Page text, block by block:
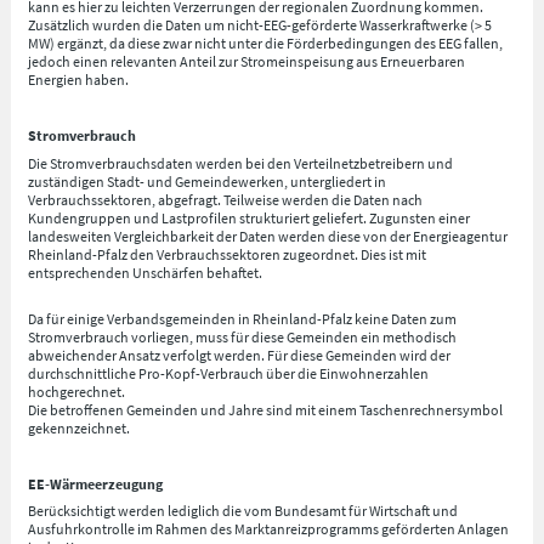
kann es hier zu leichten Verzerrungen der regionalen Zuordnung kommen.
Zusätzlich wurden die Daten um nicht-EEG-geförderte Wasserkraftwerke (> 5
MW) ergänzt, da diese zwar nicht unter die Förderbedingungen des EEG fallen,
jedoch einen relevanten Anteil zur Stromeinspeisung aus Erneuerbaren
Energien haben.
Stromverbrauch
Die Stromverbrauchsdaten werden bei den Verteilnetzbetreibern und
zuständigen Stadt- und Gemeindewerken, untergliedert in
Verbrauchssektoren, abgefragt. Teilweise werden die Daten nach
Kundengruppen und Lastprofilen strukturiert geliefert. Zugunsten einer
landesweiten Vergleichbarkeit der Daten werden diese von der Energieagentur
Rheinland-Pfalz den Verbrauchssektoren zugeordnet. Dies ist mit
entsprechenden Unschärfen behaftet.
Da für einige Verbandsgemeinden in Rheinland-Pfalz keine Daten zum
Stromverbrauch vorliegen, muss für diese Gemeinden ein methodisch
abweichender Ansatz verfolgt werden. Für diese Gemeinden wird der
durchschnittliche Pro-Kopf-Verbrauch über die Einwohnerzahlen
hochgerechnet.
Die betroffenen Gemeinden und Jahre sind mit einem Taschenrechnersymbol
gekennzeichnet.
EE-Wärmeerzeugung
Berücksichtigt werden lediglich die vom Bundesamt für Wirtschaft und
Ausfuhrkontrolle im Rahmen des Marktanreizprogramms geförderten Anlagen